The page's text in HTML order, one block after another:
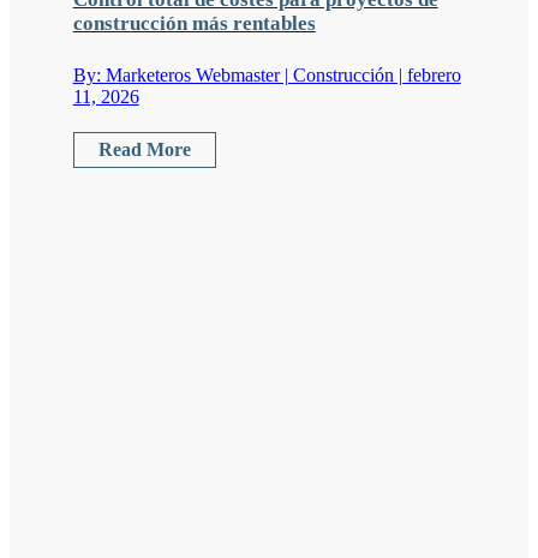
construcción más rentables
By: Marketeros Webmaster | Construcción | febrero
11, 2026
Read More